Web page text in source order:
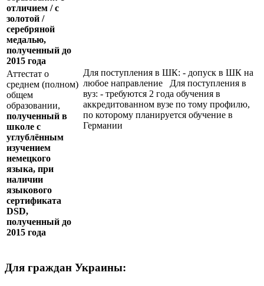
отличием / с
золотой /
серебряной
медалью,
полученный до
2015 года
Для поступления в ШК: - допуск в ШК на
любое направление Для поступления в
вуз: - требуются 2 года обучения в
аккредитованном вузе по тому профилю,
по которому планируется обучение в
Германии
Аттестат о
среднем (полном)
общем
образовании,
полученный в
школе с
углублённым
изучением
немецкого
языка, при
наличии
языкового
сертификата
DSD,
полученный до
2015 года
Для граждан Украины: